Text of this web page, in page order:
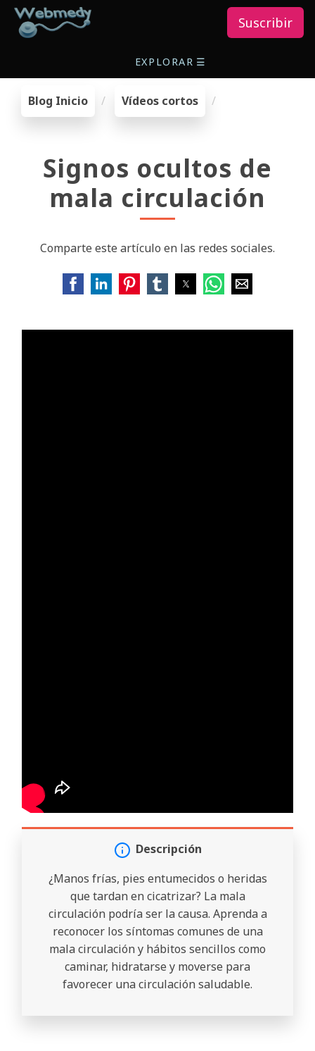
Suscribir
EXPLORAR ☰
Blog Inicio Vídeos cortos
Signos ocultos de
mala circulación
Comparte este artículo en las redes sociales.
Descripción
¿Manos frías, pies entumecidos o heridas
que tardan en cicatrizar? La mala
circulación podría ser la causa. Aprenda a
reconocer los síntomas comunes de una
mala circulación y hábitos sencillos como
caminar, hidratarse y moverse para
favorecer una circulación saludable.